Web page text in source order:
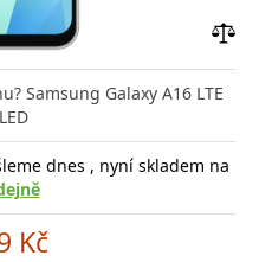
Samsung Galaxy A16 LTE
dnes , nyní skladem na
Kč